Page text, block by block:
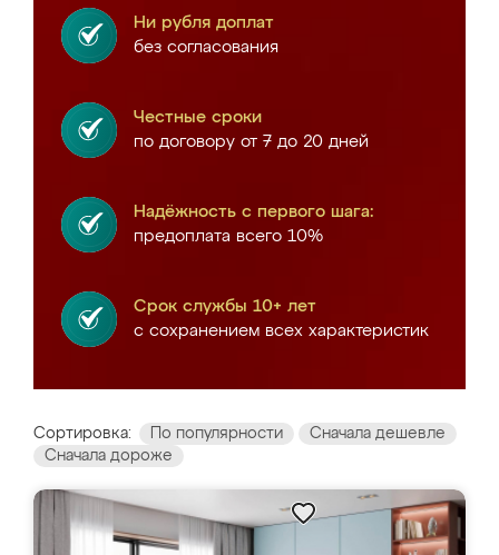
Ни рубля доплат
без согласования
Честные сроки
по договору от 7 до 20 дней
Надёжность с первого шага:
предоплата всего 10%
Срок службы 10+ лет
с сохранением всех характеристик
Сортировка: По популярности
Сначала дешевле
Сначала дороже